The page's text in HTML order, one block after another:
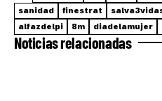
sanidad
finestrat
alfazdelpi
8m diadelamujer
Noticias relacionadas